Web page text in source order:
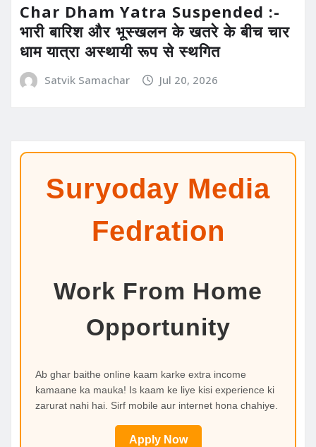
Char Dham Yatra Suspended :-
भारी बारिश और भूस्खलन के खतरे के बीच चार
धाम यात्रा अस्थायी रूप से स्थगित
Satvik Samachar Jul 20, 2026
Suryoday Media
Fedration
Work From Home
Opportunity
Ab ghar baithe online kaam karke extra income
kamaane ka mauka! Is kaam ke liye kisi experience ki
zarurat nahi hai. Sirf mobile aur internet hona chahiye.
Apply Now